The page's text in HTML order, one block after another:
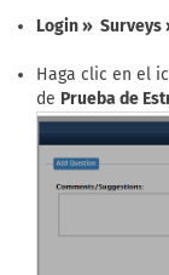
Login » Surveys
Haga clic en el
de Prueba de